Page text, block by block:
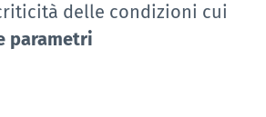
delle condizioni cui
parametri